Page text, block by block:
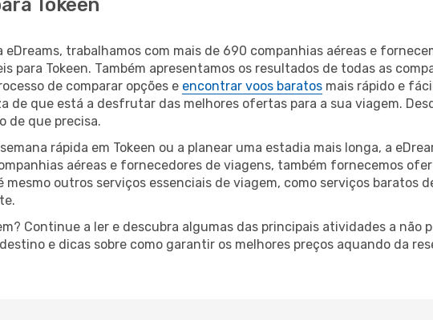
Tokeen
eDreams, trabalhamos com mais de 690 companhias aéreas e
para Tokeen. Também apresentamos os resultados de todas as
de comparar opções e encontrar voos baratos mais rápido e
de que está a desfrutar das melhores ofertas para a sua viagem.
de que precisa.
rápida em Tokeen ou a planear uma estadia mais longa, a
aéreas e fornecedores de viagens, também fornecemos
outros serviços essenciais de viagem, como serviços baratos
Continue a ler e descubra algumas das principais atividades a não
e dicas sobre como garantir os melhores preços aquando da